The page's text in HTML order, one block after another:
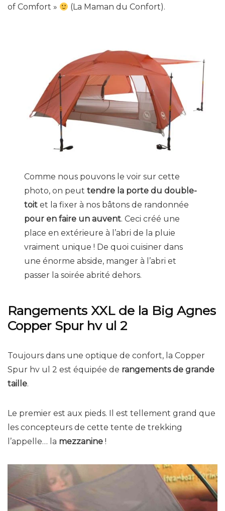
of Comfort »
(La Maman du Confort).
Comme nous pouvons le voir sur cette
photo, on peut tendre la porte du double-
toit et la fixer à nos bâtons de randonnée
pour en faire un auvent. Ceci créé une
place en extérieure à l’abri de la pluie
vraiment unique ! De quoi cuisiner dans
une énorme abside, manger à l’abri et
passer la soirée abrité dehors.
Rangements XXL de la Big Agnes
Copper Spur hv ul 2
Toujours dans une optique de confort, la Copper
Spur hv ul 2 est équipée de rangements de grande
taille.
Le premier est aux pieds. Il est tellement grand que
les concepteurs de cette tente de trekking
l’appelle… la mezzanine !